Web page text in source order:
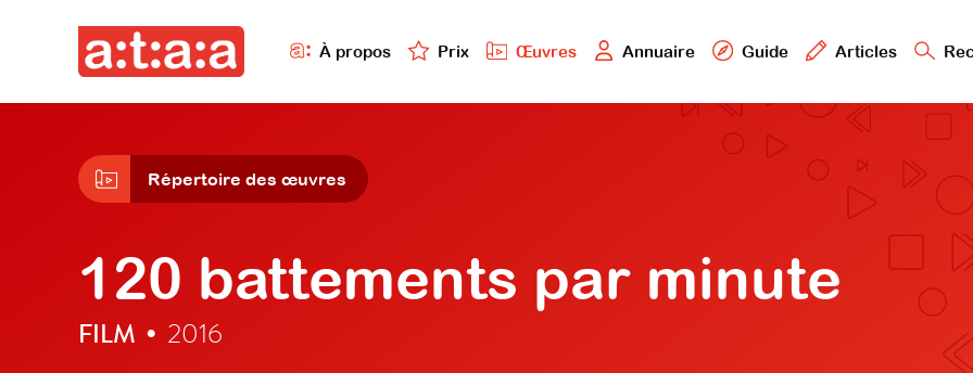
À propos Prix Œuvres Annuaire Guide Articles
Répertoire des œuvres
120 battements par minute
FILM • 2016